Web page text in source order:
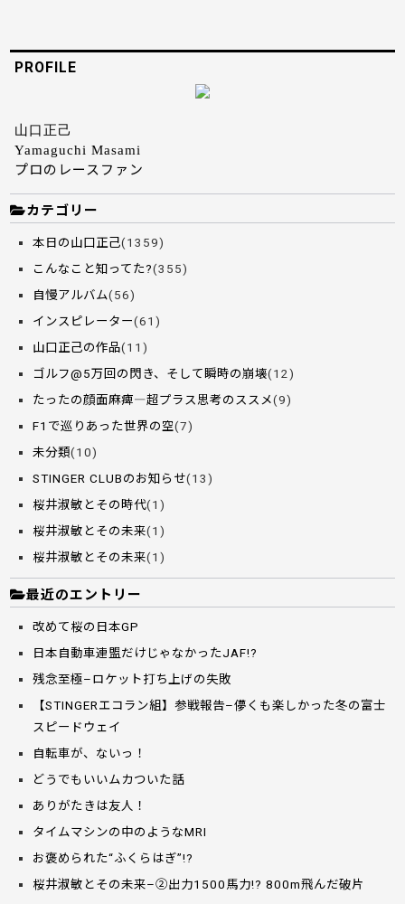
PROFILE
山口正己
Yamaguchi Masami
プロのレースファン
カテゴリー
本日の山口正己(1359)
こんなこと知ってた?(355)
自慢アルバム(56)
インスピレーター(61)
山口正己の作品(11)
ゴルフ@5万回の閃き、そして瞬時の崩壊(12)
たったの顔面麻痺―超プラス思考のススメ(9)
F1で巡りあった世界の空(7)
未分類(10)
STINGER CLUBのお知らせ(13)
桜井淑敏とその時代(1)
桜井淑敏とその未来(1)
桜井淑敏とその未来(1)
最近のエントリー
改めて桜の日本GP
日本自動車連盟だけじゃなかったJAF!?
残念至極–ロケット打ち上げの失敗
【STINGERエコラン組】参戦報告–儚くも楽しかった冬の富士
スピードウェイ
自転車が、ないっ！
どうでもいいムカついた話
ありがたきは友人！
タイムマシンの中のようなMRI
お褒められた“ふくらはぎ”!?
桜井淑敏とその未来–②出力1500馬力!? 800m飛んだ破片